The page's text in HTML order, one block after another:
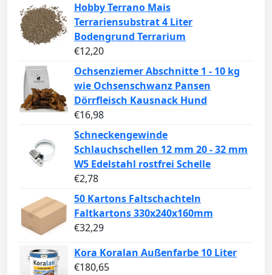
Hobby Terrano Mais
Terrariensubstrat 4 Liter
Bodengrund Terrarium
€12,20
Ochsenziemer Abschnitte 1 - 10 kg
wie Ochsenschwanz Pansen
Dörrfleisch Kausnack Hund
€16,98
Schneckengewinde
Schlauchschellen 12 mm 20 - 32 mm
W5 Edelstahl rostfrei Schelle
€2,78
50 Kartons Faltschachteln
Faltkartons 330x240x160mm
€32,29
Kora Koralan Außenfarbe 10 Liter
€180,65